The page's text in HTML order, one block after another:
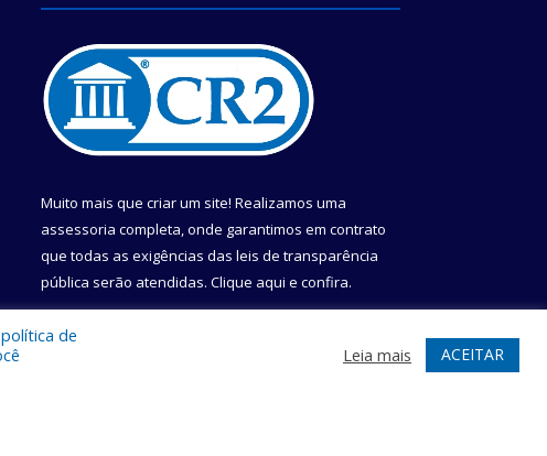
Muito mais que criar um site! Realizamos uma
assessoria completa, onde garantimos em contrato
que todas as exigências das leis de transparência
pública serão atendidas. Clique aqui e confira.
Conheça o
de
Leia mais ACEITAR